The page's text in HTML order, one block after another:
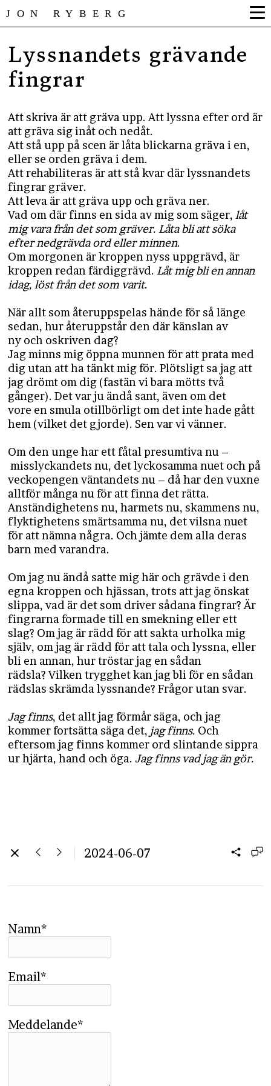
JON RYBERG
Lyssnandets grävande
fingrar
Att skriva är att gräva upp. Att lyssna efter ord är
att gräva sig inåt och nedåt.
Att stå upp på scen är låta blickarna gräva i en,
eller se orden gräva i dem.
Att rehabiliteras är att stå kvar där lyssnandets
fingrar gräver.
Att leva är att gräva upp och gräva ner.
Vad om där finns en sida av mig som säger, låt
mig vara från det som gräver. Låta bli att söka
efter nedgrävda ord eller minnen.
Om morgonen är kroppen nyss uppgrävd, är
kroppen redan färdiggrävd. Låt mig bli en annan
idag, löst från det som varit.
När allt som återuppspelas hände för så länge
sedan, hur återuppstår den där känslan av
ny och oskriven dag?
Jag minns mig öppna munnen för att prata med
dig utan att ha tänkt mig för. Plötsligt sa jag att
jag drömt om dig (fastän vi bara mötts två
gånger). Det var ju ändå sant, även om det
vore en smula otillbörligt om det inte hade gått
hem (vilket det gjorde). Sen var vi vänner.
Om den unge har ett fåtal presumtiva nu –
misslyckandets nu, det lyckosamma nuet och på
veckopengen väntandets nu – då har den vuxne
alltför många nu för att finna det rätta.
Anständighetens nu, harmets nu, skammens nu,
flyktighetens smärtsamma nu, det vilsna nuet
för att nämna några. Och jämte dem alla deras
barn med varandra.
Om jag nu ändå satte mig här och grävde i den
egna kroppen och hjässan, trots att jag önskat
slippa, vad är det som driver sådana fingrar? Är
fingrarna formade till en smekning eller ett
slag? Om jag är rädd för att sakta urholka mig
själv, om jag är rädd för att tala och lyssna, eller
bli en annan, hur tröstar jag en sådan
rädsla? Vilken trygghet kan jag bli för en sådan
rädslas skrämda lyssnande? Frågor utan svar.
Jag finns, det allt jag förmår säga, och jag
kommer fortsätta säga det, jag finns. Och
eftersom jag finns kommer ord slintande sippra
ur hjärta, hand och öga. Jag finns vad jag än gör.
2024-06-07
Namn*
Email*
Meddelande*